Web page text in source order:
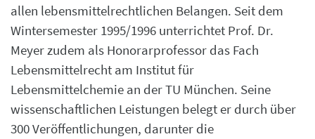
allen lebensmittelrechtlichen Belangen. Seit dem
Wintersemester 1995/1996 unterrichtet Prof. Dr.
Meyer zudem als Honorarprofessor das Fach
Lebensmittelrecht am Institut für
Lebensmittelchemie an der TU München. Seine
wissenschaftlichen Leistungen belegt er durch über
300 Veröffentlichungen, darunter die